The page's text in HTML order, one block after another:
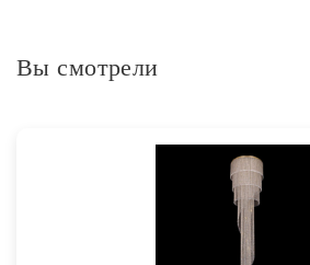
Вы смотрели